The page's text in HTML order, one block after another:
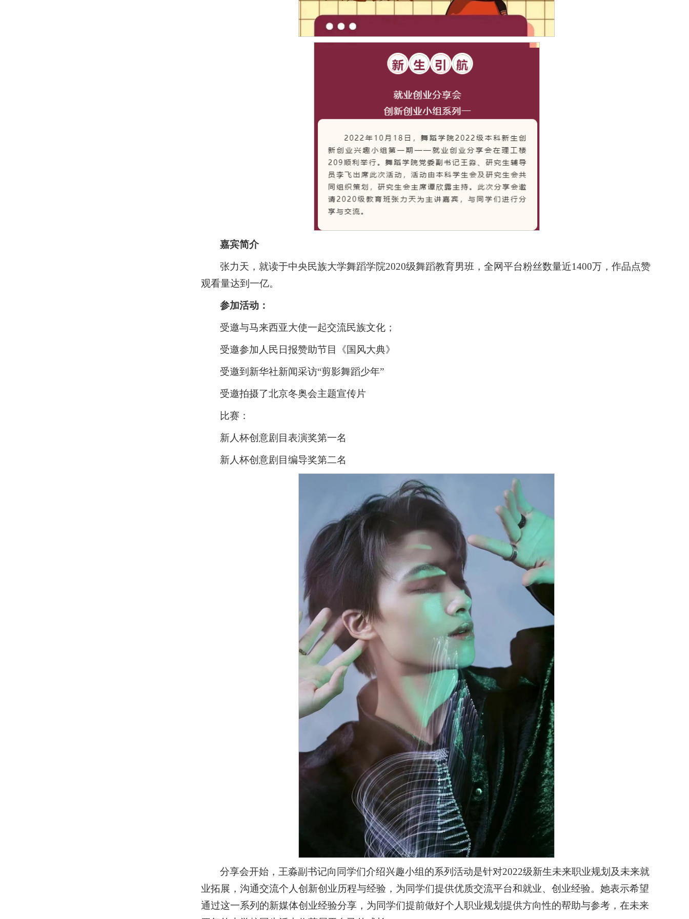
嘉宾简介
张力天，就读于中央民族大学舞蹈学院2020级舞蹈教育男班，全网平台粉丝数量近1400万，作品点赞
观看量达到一亿。
参加活动：
受邀与马来西亚大使一起交流民族文化；
受邀参加人民日报赞助节目《国风大典》
受邀到新华社新闻采访“剪影舞蹈少年”
受邀拍摄了北京冬奥会主题宣传片
比赛：
新人杯创意剧目表演奖第一名
新人杯创意剧目编导奖第二名
分享会开始，王淼副书记向同学们介绍兴趣小组的系列活动是针对2022级新生未来职业规划及未来就
业拓展，沟通交流个人创新创业历程与经验，为同学们提供优质交流平台和就业、创业经验。她表示希望
通过这一系列的新媒体创业经验分享，为同学们提前做好个人职业规划提供方向性的帮助与参考，在未来